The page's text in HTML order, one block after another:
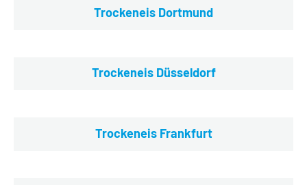
Trockeneis Dortmund
Trockeneis Düsseldorf
Trockeneis Frankfurt